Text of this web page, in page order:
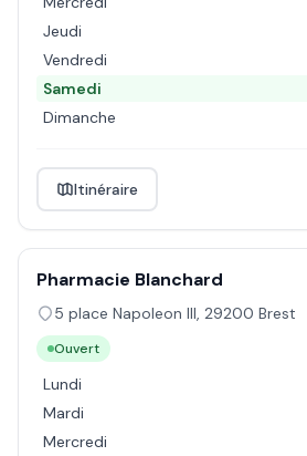
Jeudi
Vendredi
Samedi
Dimanche
Itinéraire
Pharmacie Blanchard
5 place Napoleon III, 29200 Brest
Ouvert
Lundi
Mardi
Mercredi